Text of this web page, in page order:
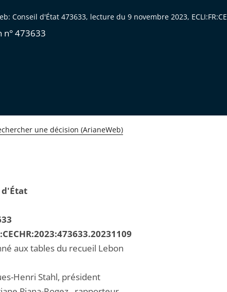
Conseil d'État 473633, lecture du 9 novembre 2023,
n° 473633
une décision (ArianeWeb)
d'État
aux tables du recueil Lebon
Henri Stahl, président